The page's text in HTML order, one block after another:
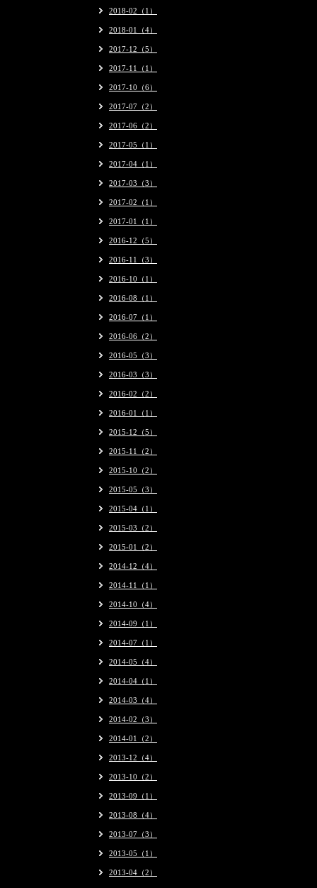
2018-02（1）
2018-01（4）
2017-12（5）
2017-11（1）
2017-10（6）
2017-07（2）
2017-06（2）
2017-05（1）
2017-04（1）
2017-03（3）
2017-02（1）
2017-01（1）
2016-12（5）
2016-11（3）
2016-10（1）
2016-08（1）
2016-07（1）
2016-06（2）
2016-05（3）
2016-03（3）
2016-02（2）
2016-01（1）
2015-12（5）
2015-11（2）
2015-10（2）
2015-05（3）
2015-04（1）
2015-03（2）
2015-01（2）
2014-12（4）
2014-11（1）
2014-10（4）
2014-09（1）
2014-07（1）
2014-05（4）
2014-04（1）
2014-03（4）
2014-02（3）
2014-01（2）
2013-12（4）
2013-10（2）
2013-09（1）
2013-08（4）
2013-07（3）
2013-05（1）
2013-04（2）